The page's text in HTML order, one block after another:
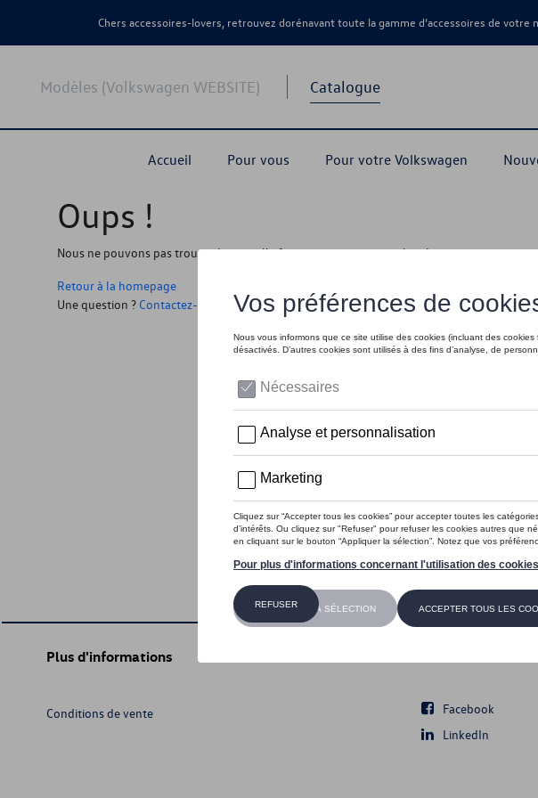
Chers accessoires-lovers, retrouvez dorénavant toute la gamme d’accessoires de
Modèles (Volkswagen WEBSITE) Catalogue
Accueil Pour vous Pour votre Volkswagen
Oups !
Nous ne pouvons pas trouver la page, l'information que vous recherchez
Retour à la homepage
Une question ? Contactez-nous
Plus d'informations
Conditions de vente Facebook
LinkedIn